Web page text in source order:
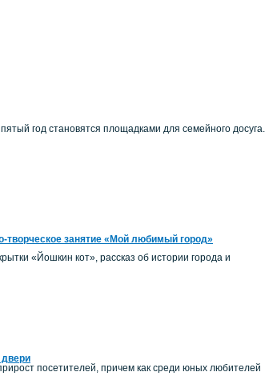
год становятся площадками для семейного досуга.
занятие «Мой любимый город»
«Йошкин кот», рассказ об истории города и
двери
посетителей, причем как среди юных любителей